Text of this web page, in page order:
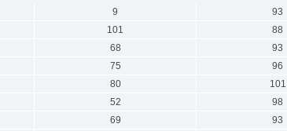
9
93
101
88
68
93
75
96
80
101
52
98
69
93